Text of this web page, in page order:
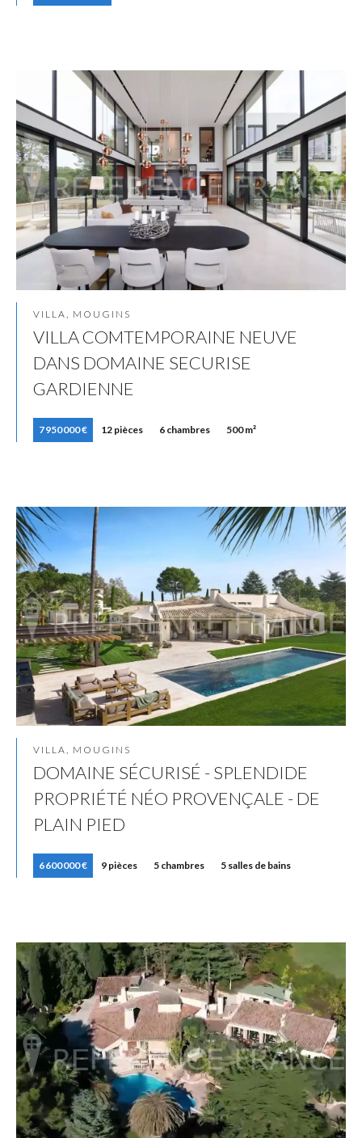
VILLA, MOUGINS
VILLA COMTEMPORAINE NEUVE
DANS DOMAINE SECURISE
GARDIENNE
7 950 000 € 12 pièces 6 chambres 500 m²
VILLA, MOUGINS
DOMAINE SÉCURISÉ - SPLENDIDE
PROPRIÉTÉ NÉO PROVENÇALE - DE
PLAIN PIED
6 600 000 € 9 pièces 5 chambres 5 salles de bains